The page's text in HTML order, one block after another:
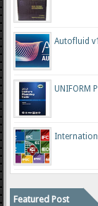
Autofluid
UNIFORM
Featured Post